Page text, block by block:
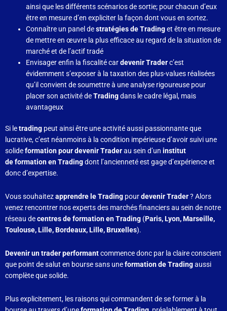
ainsi que les différents scénarios de sortie; pour chacun d’eux
être en mesure d’en expliciter la façon dont vous en sortez.
Connaître un panel destratégies de Tradinget être en mesure
de mettre en œuvre la plus efficace au regard de la situation de
marché et de l’actif tradé
Envisager enfin la fiscalité cardevenir Traderc’est
évidemment s’exposer à la taxation des plus-values réalisées
qu’il convient de soumettre à une analyse rigoureuse pour
placer son activité deTradingdans le cadre légal, mais
avantageux
Si letrading peut ainsi être une activité aussi passionnante que
lucrative, c’est néanmoins à la condition impérieuse d’avoir suivi une
solideformation pour devenir Traderau sein d’un institut
de formation en Tradingdont l’ancienneté est gage d’expérience et
donc d’expertise.
Vous souhaitezapprendre le Trading pourdevenir Trader? Alors
venez rencontrer nos experts des marchés financiers au sein de notre
réseau decentres de formation en Trading (Paris, Lyon, Marseille,
Toulouse, Lille, Bordeaux, Lille, Bruxelles).
Devenir un trader performantcommence donc par la claire conscient
que point de salut en bourse sans uneformation de Tradingaussi
complète que solide.
Plus explicitement, les raisons qui commandent de se former à la